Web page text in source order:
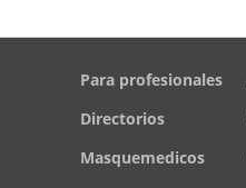
Para profesionales
Directorios
Masquemedicos